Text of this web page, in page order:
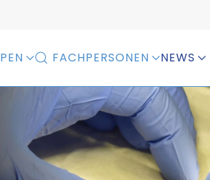
FACHPERSONEN NEWS